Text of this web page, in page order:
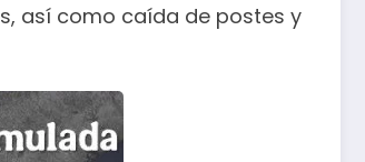
así como caída de postes y